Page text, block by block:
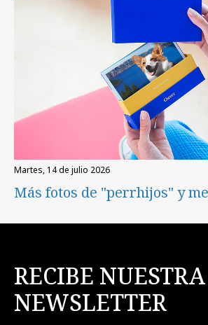
martes, 14 de julio 2026
Más fotos de "perrhijos" y
RECIBE NUESTRA
NEWSLETTER